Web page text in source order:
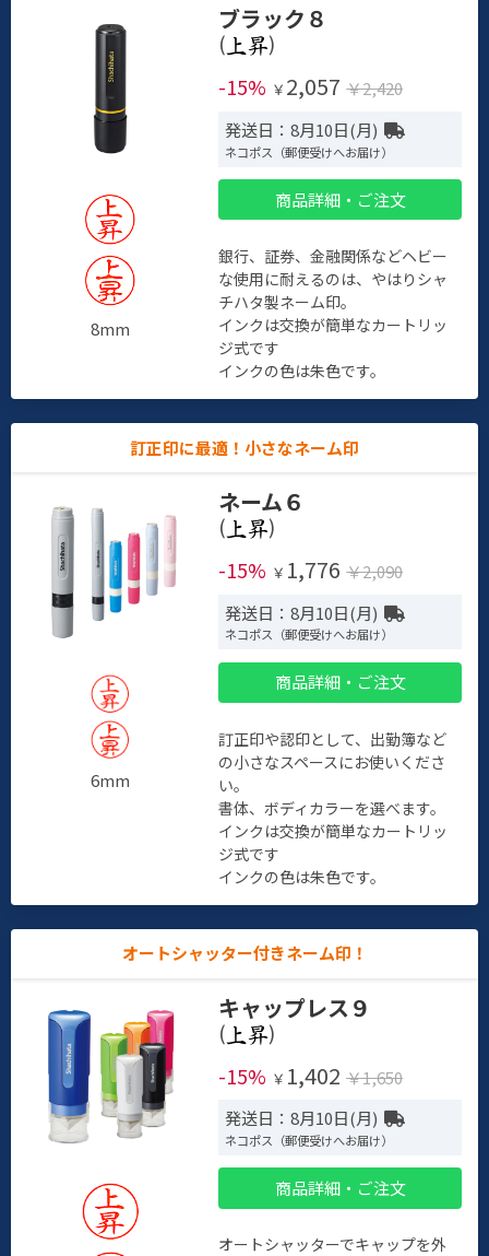
8mm
ブラック８
(
)
-15% ￥ 2,057 ￥2,420
発送日：8月10日(月)
ネコポス（郵便受けへお届け）
商品詳細・ご注文
銀行、証券、金融関係などヘビー
な使用に耐えるのは、やはりシャ
チハタ製ネーム印。
インクは交換が簡単なカートリッ
ジ式です
インクの色は朱色です。
訂正印に最適！小さなネーム印
6mm
ネーム６
(
)
-15% ￥ 1,776 ￥2,090
発送日：8月10日(月)
ネコポス（郵便受けへお届け）
商品詳細・ご注文
訂正印や認印として、出勤簿など
の小さなスペースにお使いくださ
い。
書体、ボディカラーを選べます。
インクは交換が簡単なカートリッ
ジ式です
インクの色は朱色です。
オートシャッター付きネーム印！
キャップレス９
(
)
-15% ￥ 1,402 ￥1,650
発送日：8月10日(月)
ネコポス（郵便受けへお届け）
商品詳細・ご注文
オートシャッターでキャップを外